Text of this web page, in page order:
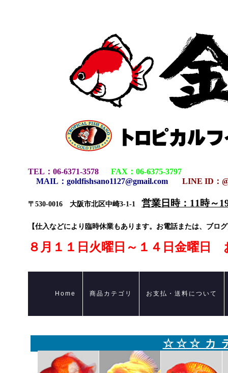
TEL ： 06-6371-3578 FAX ： 06-6375-3797
MAIL ： goldfishsano1127@gmail.com LINE ID：
〒530-0016 大阪市北区中崎3-1-1 営業日時：11時～
【仕入などにより臨時休業もあります。お電話または、ブロ
８月１１日火曜日～１４日金曜日
Home 商品カテゴリ お支払・送料について
☆ ☆ ☆ カ